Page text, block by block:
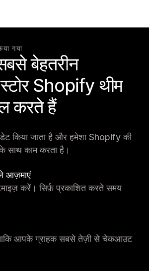
गया
बेहतरीन
Shopify थीम
करते हैं
किया जाता है और हमेशा Shopify की
साथ काम करता है।
आज़माएं
करें। सिर्फ़ प्रकाशित करते समय
आपके ग्राहक सबसे तेज़ी से चेकआउट